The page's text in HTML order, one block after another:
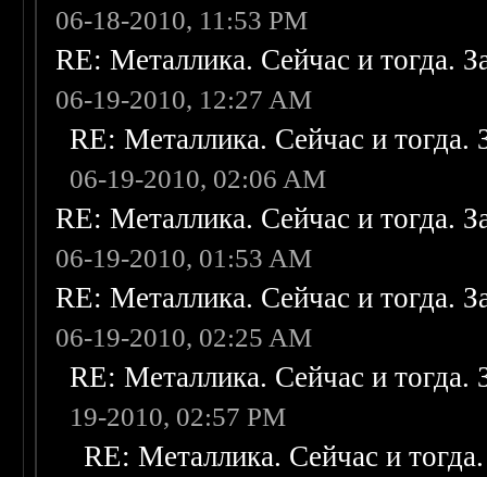
06-18-2010, 11:53 PM
RE: Металлика. Сейчас и тогда.
06-19-2010, 12:27 AM
RE: Металлика. Сейчас и
06-19-2010, 02:06 AM
RE: Металлика. Сейчас и тогда.
06-19-2010, 01:53 AM
RE: Металлика. Сейчас и тогда.
06-19-2010, 02:25 AM
RE: Металлика. Сейчас и
19-2010, 02:57 PM
RE: Металлика. Сейчас и